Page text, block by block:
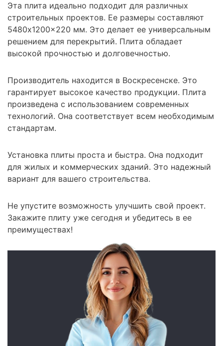
Эта плита идеально подходит для различных
строительных проектов. Ее размеры составляют
5480x1200x220 мм. Это делает ее универсальным
решением для перекрытий. Плита обладает
высокой прочностью и долговечностью.
Производитель находится в Воскресенске. Это
гарантирует высокое качество продукции. Плита
произведена с использованием современных
технологий. Она соответствует всем необходимым
стандартам.
Установка плиты проста и быстра. Она подходит
для жилых и коммерческих зданий. Это надежный
вариант для вашего строительства.
Не упустите возможность улучшить свой проект.
Закажите плиту уже сегодня и убедитесь в ее
преимуществах!